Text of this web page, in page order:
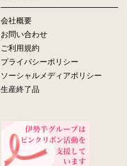
会社概要
お問い合わせ
ご利用規約
プライバシーポリシー
ソーシャルメディアポリシー
生産終了品